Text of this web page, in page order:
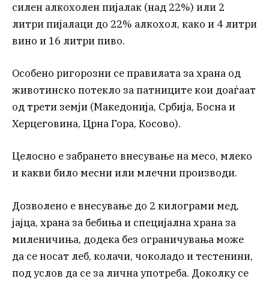
силен алкохолен пијалак (над 22%) или 2
литри пијалаци до 22% алкохол, како и 4 литри
вино и 16 литри пиво.
Особено ригорозни се правилата за храна од
животинско потекло за патниците кои доаѓаат
од трети земји (Македонија, Србија, Босна и
Херцеговина, Црна Гора, Косово).
Целосно е забрането внесување на месо, млеко
и какви било месни или млечни производи.
Дозволено е внесување до 2 килограми мед,
јајца, храна за бебиња и специјална храна за
миленичиња, додека без ограничувања може
да се носат леб, колачи, чоколадо и тестенини,
под услов да се за лична употреба. Доколку се